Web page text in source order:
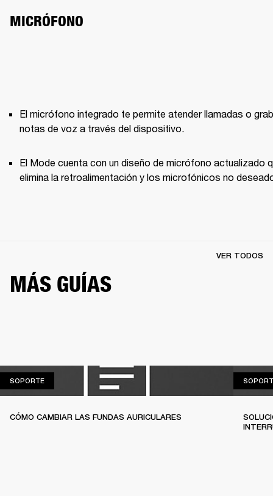
MICRÓFONO
El micrófono integrado te permite atender llamadas o
notas de voz a través del dispositivo.
El Mode cuenta con un diseño de micrófono actualizado
elimina la retroalimentación y los microfónicos no
MÁS GUÍAS
VER TODOS
SOPORTESOPORTE
CÓMO CAMBIAR LAS FUNDAS AURICULARES